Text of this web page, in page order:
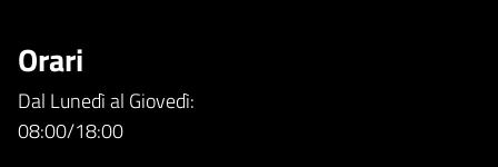
Orari
Dal Lunedì al Giovedì:
08:00/18:00